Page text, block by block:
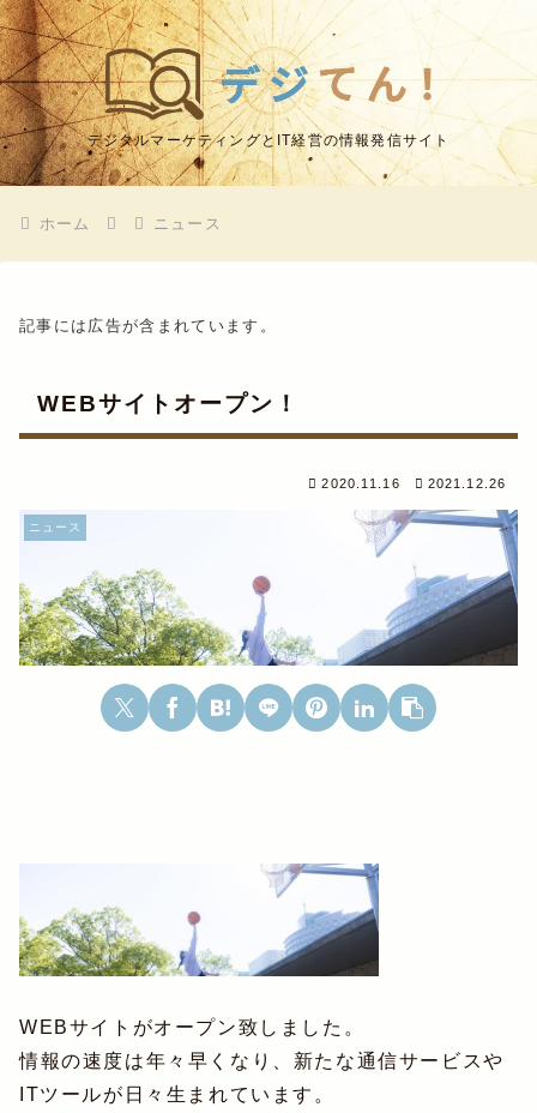
デジタルマーケティングとIT経営の情報発信サイト
ホーム ニュース
記事には広告が含まれています。
WEBサイトオープン！
2020.11.16 2021.12.26
ニュース
WEBサイトがオープン致しました。
情報の速度は年々早くなり、新たな通信サービスや
ITツールが日々生まれています。